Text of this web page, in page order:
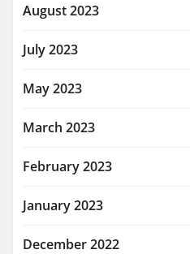
August 2023
July 2023
May 2023
March 2023
February 2023
January 2023
December 2022